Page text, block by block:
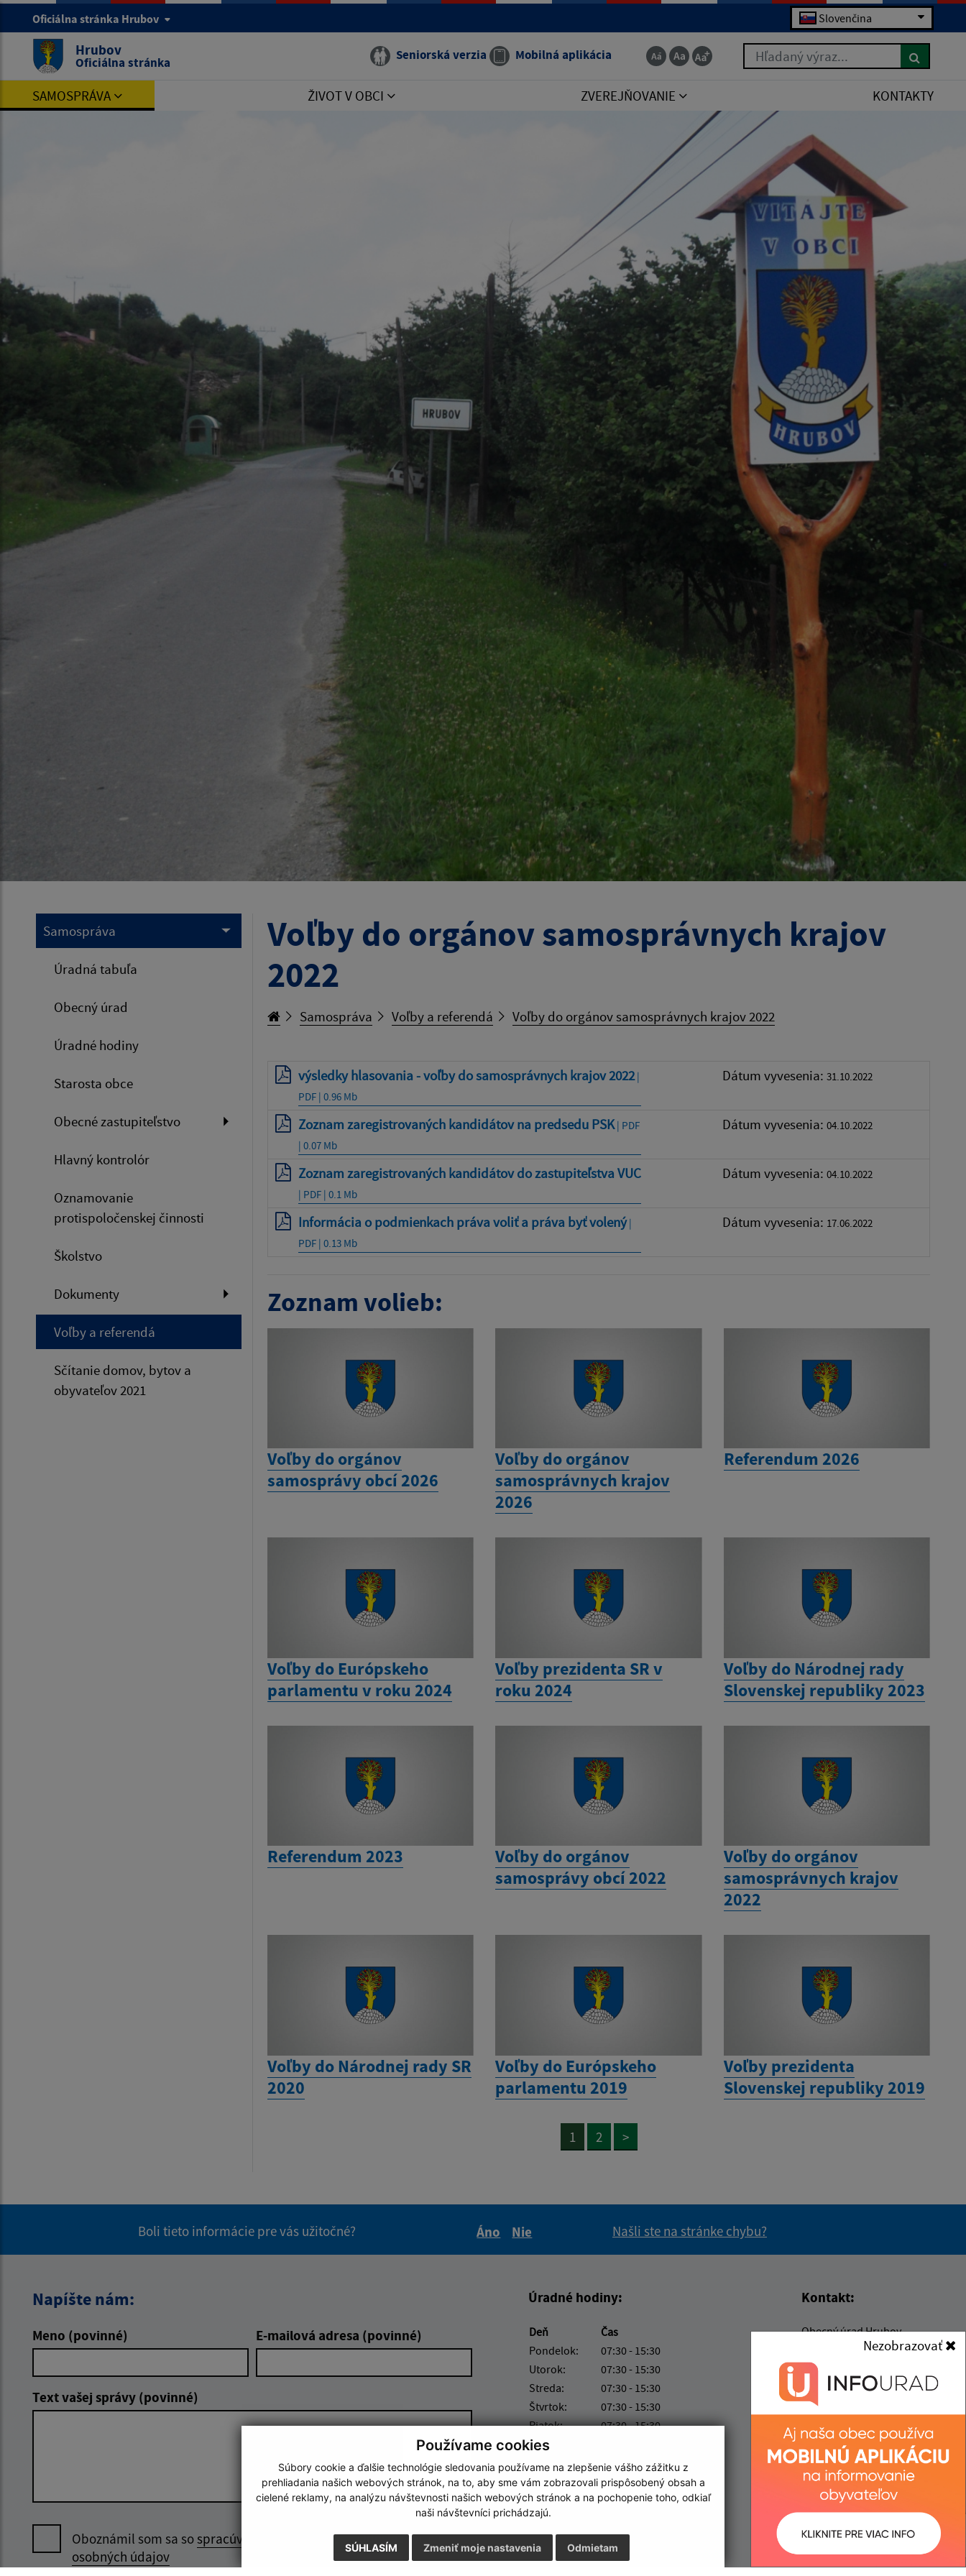
Používame cookies
Súbory cookie a ďalšie technológie sledovania používame na zlepšenie vášho zážitku z
prehliadania našich webových stránok, na to, aby sme vám zobrazovali prispôsobený obsah a
cielené reklamy, na analýzu návštevnosti našich webových stránok a na pochopenie toho, odkiaľ
naši návštevníci prichádzajú.
SÚHLASÍM Odmietam
Zmeniť moje nastavenia
Nezobrazovať
Oficiálna stránka Hrubov Slovenčina
Hrubov
Oficiálna stránka Seniorská verzia Mobilná aplikácia Hľadaný výraz...
SAMOSPRÁVA ŽIVOT V OBCI ZVEREJŇOVANIE KONTAKTY
Samospráva
Úradná tabuľa
Obecný úrad
Úradné hodiny
Starosta obce
Obecné zastupiteľstvo
Hlavný kontrolór
Oznamovanie
protispoločenskej činnosti
Školstvo
Dokumenty
Voľby a referendá
Sčítanie domov, bytov a
obyvateľov 2021
Voľby do orgánov samosprávnych krajov
2022
Samospráva Voľby a referendá Voľby do orgánov samosprávnych krajov 2022
výsledky hlasovania - voľby do samosprávnych krajov 2022|
PDF | 0.96 Mb
Dátum vyvesenia: 31.10.2022
Zoznam zaregistrovaných kandidátov na predsedu PSK| PDF
| 0.07 Mb
Dátum vyvesenia: 04.10.2022
Zoznam zaregistrovaných kandidátov do zastupiteľstva VUC
| PDF | 0.1 Mb
Dátum vyvesenia: 04.10.2022
Informácia o podmienkach práva voliť a práva byť volený|
PDF | 0.13 Mb
Dátum vyvesenia: 17.06.2022
Zoznam volieb:
Voľby do orgánov
samosprávy obcí 2026
Voľby do orgánov
samosprávnych krajov
2026
Referendum 2026
Voľby do Európskeho
parlamentu v roku 2024
Voľby prezidenta SR v
roku 2024
Voľby do Národnej rady
Slovenskej republiky 2023
Referendum 2023
Voľby do orgánov
samosprávy obcí 2022
Voľby do orgánov
samosprávnych krajov
2022
Voľby do Národnej rady SR
2020
Voľby do Európskeho
parlamentu 2019
Voľby prezidenta
Slovenskej republiky 2019
1 2 >
Boli tieto informácie pre vás užitočné?
Áno
Nie
Našli ste na stránke chybu?
Napíšte nám:
Meno (povinné) E-mailová adresa (povinné)
Text vašej správy (povinné)
Oboznámil som sa sospracúvaním
osobných údajov
Google reCaptcha Response
Odoslať správu
Úradné hodiny:
Deň
Čas
Pondelok:
07:30 - 15:30
Utorok:
07:30 - 15:30
Streda:
07:30 - 15:30
Štvrtok:
07:30 - 15:30
Piatok:
07:30 - 15:30
Obedňajšia prestávka:
Kontakt:
Obecný úrad Hrubov
067 23 Baškovce
podatelna@hrubov.sk
+421 57 77 95 228
IČO: 00323004